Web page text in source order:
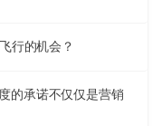
行的机会？
的承诺不仅仅是营销